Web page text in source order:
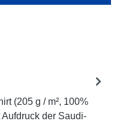
(205 g / m², 100%
der Saudi-